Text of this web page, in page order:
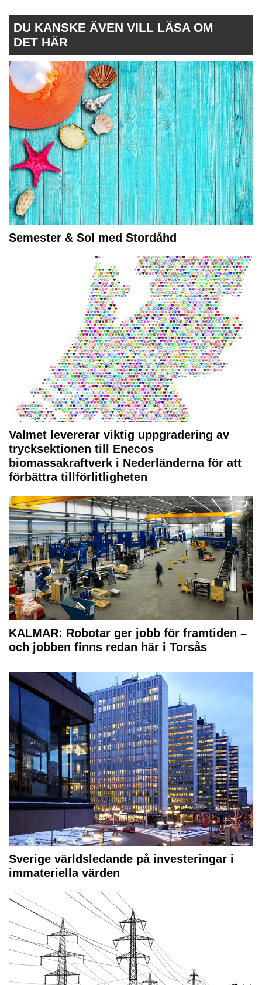
DU KANSKE ÄVEN VILL LÄSA OM
DET HÄR
Semester & Sol med Stordåhd
Valmet levererar viktig uppgradering av
trycksektionen till Enecos
biomassakraftverk i Nederländerna för att
förbättra tillförlitligheten
KALMAR: Robotar ger jobb för framtiden –
och jobben finns redan här i Torsås
Sverige världsledande på investeringar i
immateriella värden